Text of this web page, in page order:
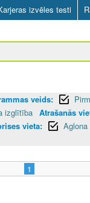
izvēles testi
veids:
izglītība Atrašanās
vieta:
1